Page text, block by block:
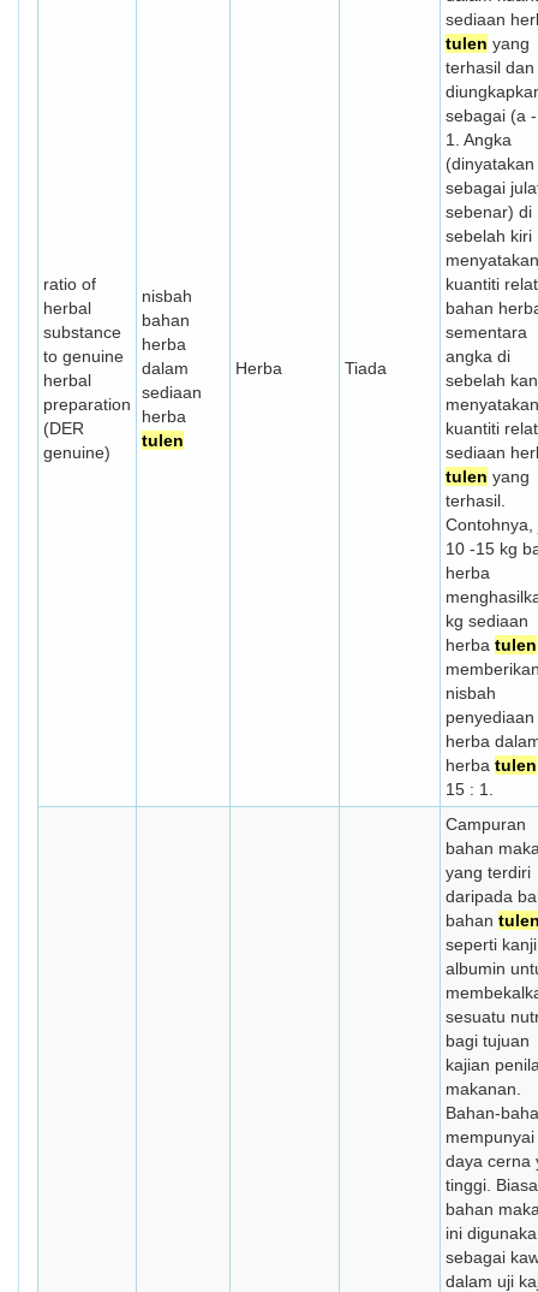
ratio of
herbal
substance
to genuine
herbal
preparation
(DER
genuine)
nisbah
bahan
herba
dalam
sediaan
herba
tulen
Herba Tiada
sediaan
tulen yang
terhasil dan
sebagai (a
1. Angka
(dinyatakan
sebagai
sebenar) di
sebelah kiri
menyatakan
kuantiti
bahan
sementara
angka di
sebelah
menyatakan
kuantiti
sediaan
tulen yang
terhasil.
Contohnya,
10 -15 kg
herba
kg sediaan
herba tulen
nisbah
penyediaan
herba
herba tulen
15 : 1.
Campuran
bahan
yang terdiri
daripada
bahan
seperti
albumin
sesuatu
bagi tujuan
kajian
makanan.
Bahan-
mempunyai
daya cerna
tinggi.
bahan
ini
sebagai
dalam uji